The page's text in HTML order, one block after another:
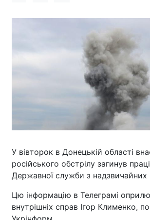
У вівторок в Донецькій області
російського обстрілу загинув
Державної служби з надзвичайних
Цю інформацію в Телеграмі
внутрішніх справ Ігор Клименко,